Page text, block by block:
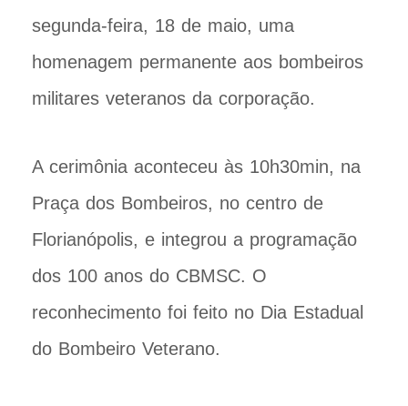
segunda-feira, 18 de maio, uma
homenagem permanente aos bombeiros
militares veteranos da corporação.
A cerimônia aconteceu às 10h30min, na
Praça dos Bombeiros, no centro de
Florianópolis, e integrou a programação
dos 100 anos do CBMSC. O
reconhecimento foi feito no Dia Estadual
do Bombeiro Veterano.